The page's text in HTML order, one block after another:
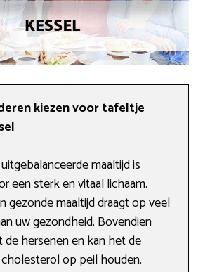
kiezen voor tafeltje
maaltijd is
een sterk en vitaal lichaam.
gezonde maaltijd draagt op veel
uw gezondheid. Bovendien
hersenen en kan het de
op peil houden.